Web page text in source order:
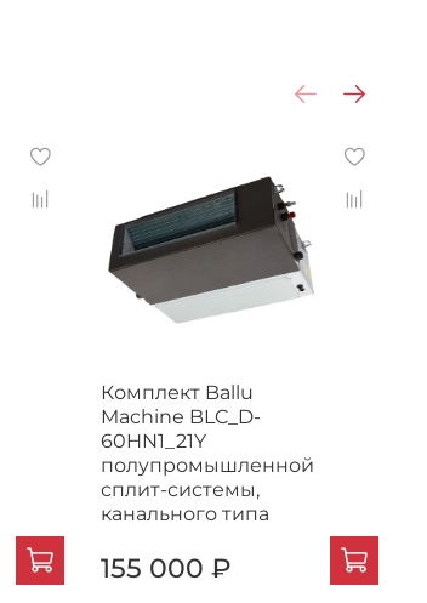
Комплект Ballu
Machine BLC_D-
60HN1_21Y
полупромышленной
сплит-системы,
канального типа
155 000 ₽